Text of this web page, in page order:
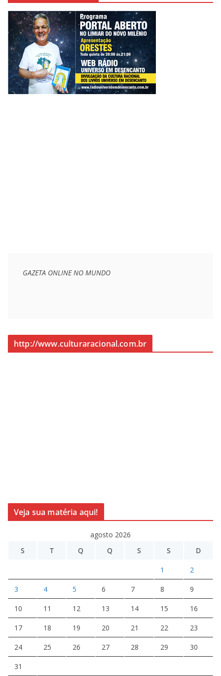
GAZETA ONLINE NO MUNDO
http://www.culturaracional.com.br
Veja sua matéria aqui!
agosto 2026
S
T Q Q S S D
1 2
3 4 5 6 7 8 9
10 11 12 13 14 15 16
17 18 19 20 21 22 23
24 25 26 27 28 29 30
31